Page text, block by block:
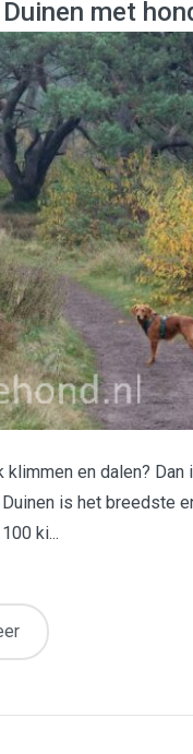
met
en dalen?
is het breedste
ki...